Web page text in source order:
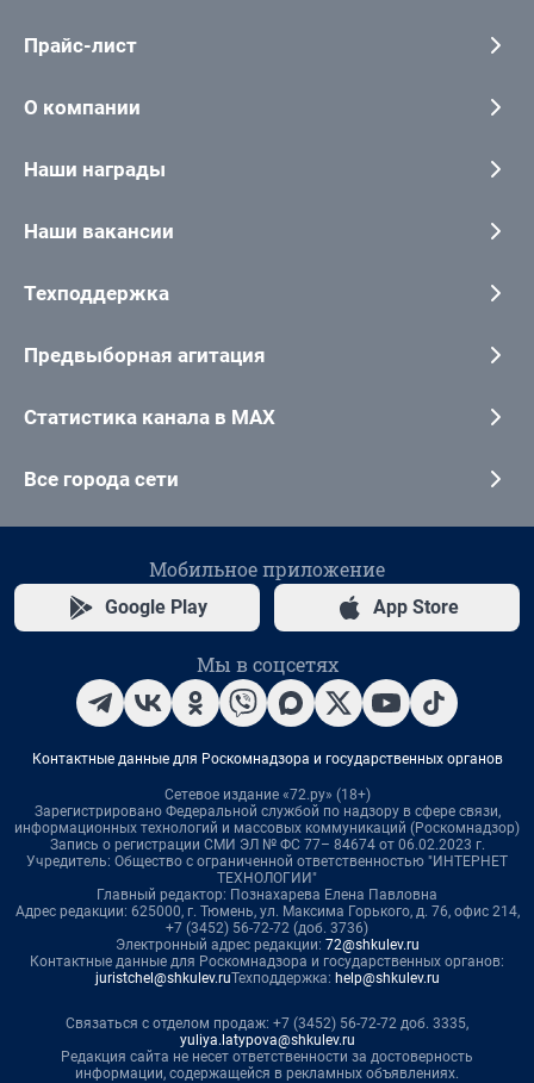
Прайс-лист
О компании
Наши награды
Наши вакансии
Техподдержка
Предвыборная агитация
Статистика канала в MAX
Все города сети
Мобильное приложение
Google Play App Store
Мы в соцсетях
Контактные данные для Роскомнадзора и государственных органов
Сетевое издание «72.ру» (18+)
Зарегистрировано Федеральной службой по надзору в сфере связи,
информационных технологий и массовых коммуникаций (Роскомнадзор)
Запись о регистрации СМИ ЭЛ № ФС 77– 84674 от 06.02.2023 г.
Учредитель: Общество с ограниченной ответственностью "ИНТЕРНЕТ
ТЕХНОЛОГИИ"
Главный редактор: Познахарева Елена Павловна
Адрес редакции: 625000, г. Тюмень, ул. Максима Горького, д. 76, офис 214,
+7 (3452) 56-72-72 (доб. 3736)
Электронный адрес редакции: 72@shkulev.ru
Контактные данные для Роскомнадзора и государственных органов:
juristchel@shkulev.ruТехподдержка: help@shkulev.ru
Связаться с отделом продаж: +7 (3452) 56-72-72 доб. 3335,
yuliya.latypova@shkulev.ru
Редакция сайта не несет ответственности за достоверность
информации, содержащейся в рекламных объявлениях.